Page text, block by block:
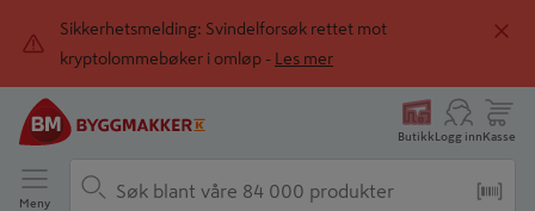
Sikkerhetsmelding: Svindelforsøk rettet mot
kryptolommebøker i omløp -
Les mer
ButikkLogg innKasse
Meny